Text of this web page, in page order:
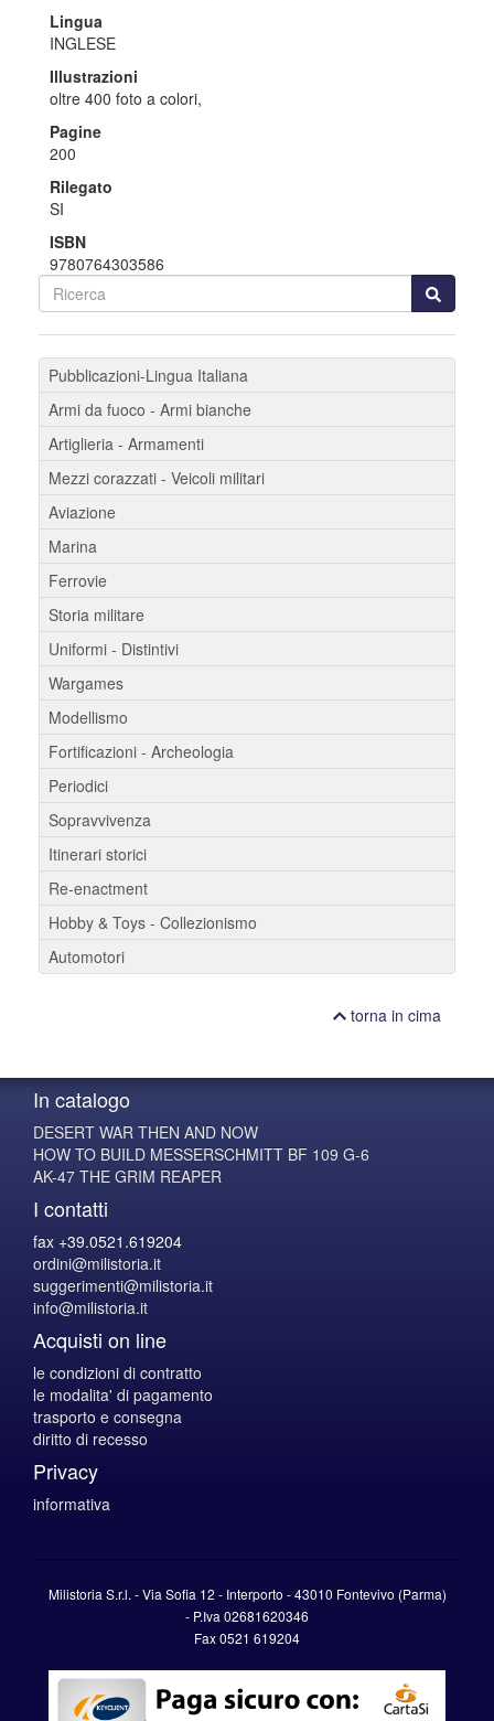
Lingua
INGLESE
Illustrazioni
oltre 400 foto a colori,
Pagine
200
Rilegato
SI
ISBN
9780764303586
Pubblicazioni-Lingua Italiana
Armi da fuoco - Armi bianche
Artiglieria - Armamenti
Mezzi corazzati - Veicoli militari
Aviazione
Marina
Ferrovie
Storia militare
Uniformi - Distintivi
Wargames
Modellismo
Fortificazioni - Archeologia
Periodici
Sopravvivenza
Itinerari storici
Re-enactment
Hobby & Toys - Collezionismo
Automotori
torna in cima
In catalogo
DESERT WAR THEN AND NOW
HOW TO BUILD MESSERSCHMITT BF 109 G-6
AK-47 THE GRIM REAPER
I contatti
fax +39.0521.619204
ordini@milistoria.it
suggerimenti@milistoria.it
info@milistoria.it
Acquisti on line
le condizioni di contratto
le modalita' di pagamento
trasporto e consegna
diritto di recesso
Privacy
informativa
Milistoria S.r.l. - Via Sofia 12 - Interporto - 43010 Fontevivo (Parma)
- P.Iva 02681620346
Fax 0521 619204